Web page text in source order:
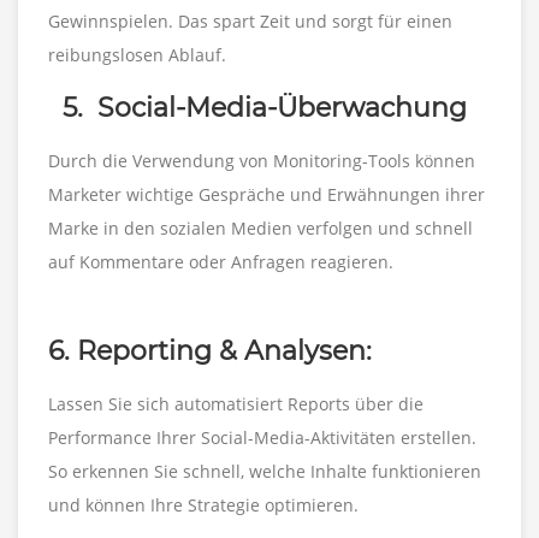
Gewinnspielen. Das spart Zeit und sorgt für einen
reibungslosen Ablauf.
5. Social-Media-Überwachung
Durch die Verwendung von Monitoring-Tools können
Marketer wichtige Gespräche und Erwähnungen ihrer
Marke in den sozialen Medien verfolgen und schnell
auf Kommentare oder Anfragen reagieren.
6. Reporting & Analysen:
Lassen Sie sich automatisiert Reports über die
Performance Ihrer Social-Media-Aktivitäten erstellen.
So erkennen Sie schnell, welche Inhalte funktionieren
und können Ihre Strategie optimieren.